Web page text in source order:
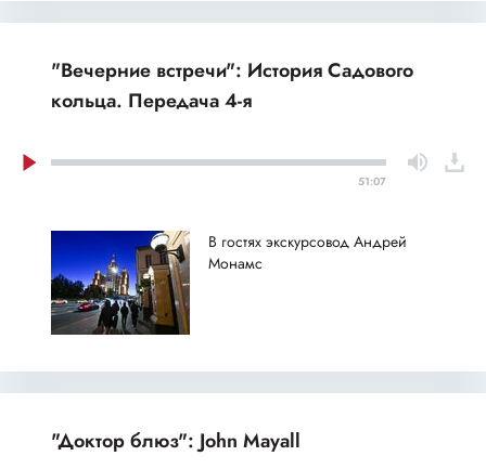
"Вечерние встречи": История Садового
кольца. Передача 4-я
51:07
В гостях экскурсовод Андрей
Монамс
"Доктор блюз": John Mayall